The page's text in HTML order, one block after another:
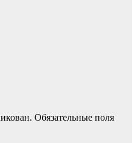
Обязательные поля